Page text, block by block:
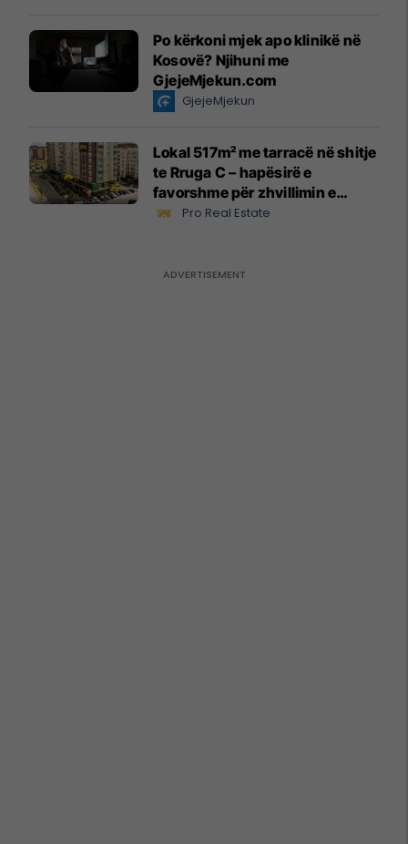
Po kërkoni mjek apo klinikë në
Kosovë? Njihuni me
GjejeMjekun.com
GjejeMjekun
Lokal 517m² me tarracë në shitje
te Rruga C – hapësirë e
favorshme për zhvillimin e
biznesit #15796
Pro Real Estate